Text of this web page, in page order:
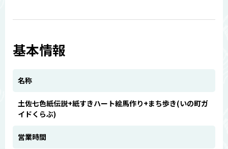
基本情報
名称
土佐七色紙伝説+紙すきハート絵馬作り+まち歩き(いの町ガ
イドくらぶ)
営業時間